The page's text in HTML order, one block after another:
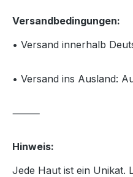
Versandbedingungen:
• Versand innerhalb
• Versand ins Ausland:
⸻
Hinweis:
Jede Haut ist ein Unikat.